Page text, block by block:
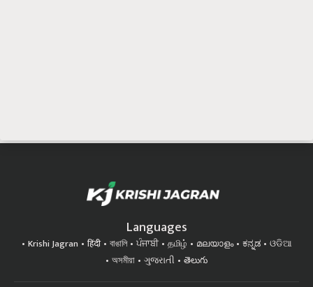
Languages
Krishi Jagran हिंदी বাঙালি ਪੰਜਾਬੀ தமிழ் മലയാളം ಕನ್ನಡ
ଓଡିଆ
অসমীয়া
ગુજરાતી తెలుగు